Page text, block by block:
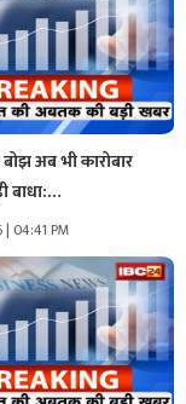
अब भी कारोबार
बाधा:…
04:41 PM